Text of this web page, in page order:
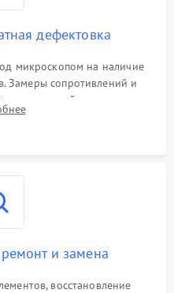
дефектовка
микроскопом на наличие
Замеры сопротивлений и
цепей питания,
и видеочипа.
и замена
восстановление